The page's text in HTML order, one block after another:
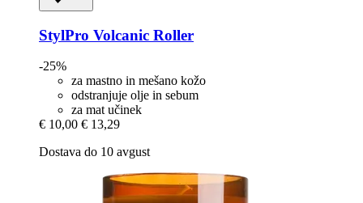
StylPro Volcanic Roller
-25%
za mastno in mešano kožo
odstranjuje olje in sebum
za mat učinek
€ 10,00 € 13,29
Dostava do 10 avgust